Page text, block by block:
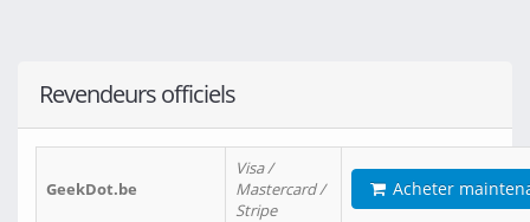
Revendeurs officiels
GeekDot.be
Visa /
Mastercard /
Stripe
Acheter